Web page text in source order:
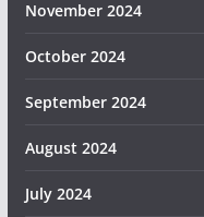
November 2024
October 2024
September 2024
August 2024
July 2024